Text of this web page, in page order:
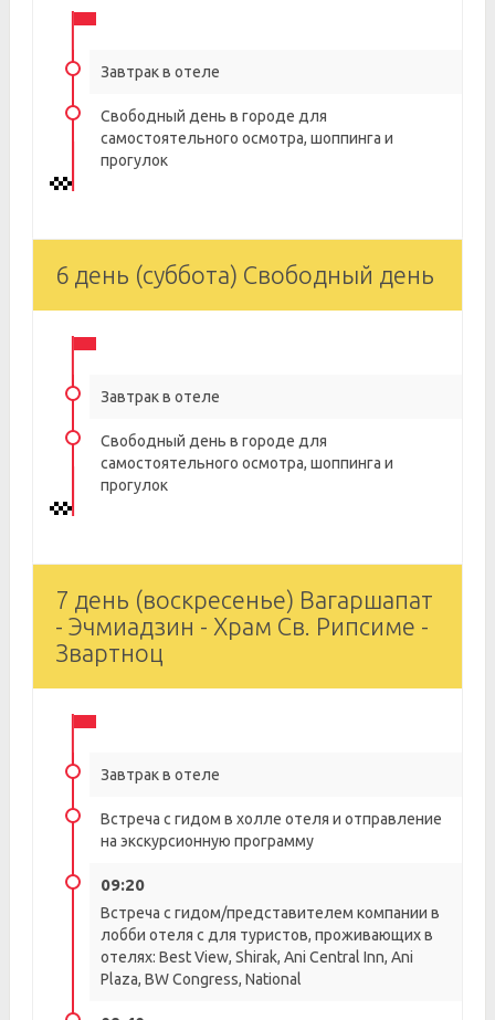
Завтрак в отеле
Свободный день в городе для
самостоятельного осмотра, шоппинга и
прогулок
6 день (суббота) Свободный день
Завтрак в отеле
Свободный день в городе для
самостоятельного осмотра, шоппинга и
прогулок
7 день (воскресенье) Вагаршапат
- Эчмиадзин - Храм Св. Рипсиме -
Звартноц
Завтрак в отеле
Встреча с гидом в холле отеля и отправление
на экскурсионную программу
09:20
Встреча с гидом/представителем компании в
лобби отеля с для туристов, проживающих в
отелях: Best View, Shirak, Ani Central Inn, Ani
Plaza, BW Congress, National